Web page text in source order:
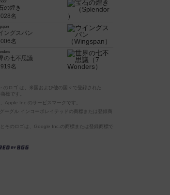
の煌き
名
ングスパン
名
の七不思議
名
のロゴ は、米国および他の国々で登録された
標です。
Apple Inc.のサービスマークです。
ーグル インコーポレイテッドの商標または登録商
そのロゴは、Google Inc.の商標または登録商標で